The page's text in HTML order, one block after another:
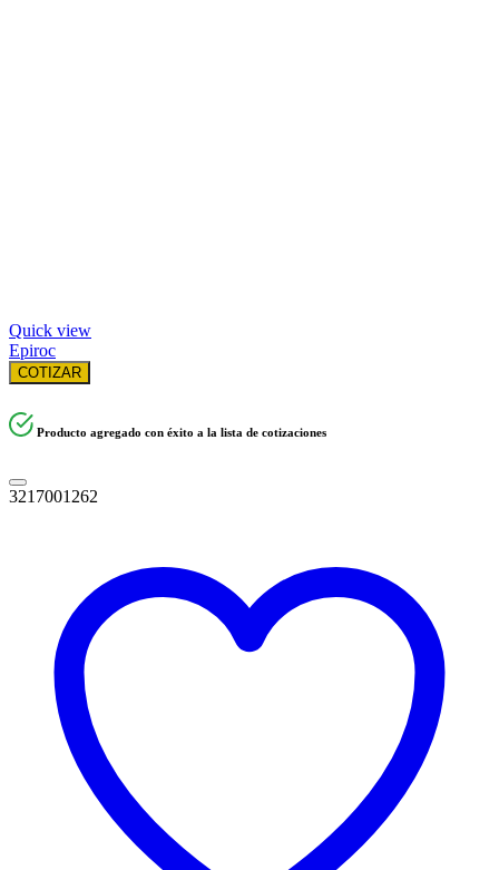
Quick view
Epiroc
COTIZAR
Producto agregado con éxito a la lista de cotizaciones
3217001262